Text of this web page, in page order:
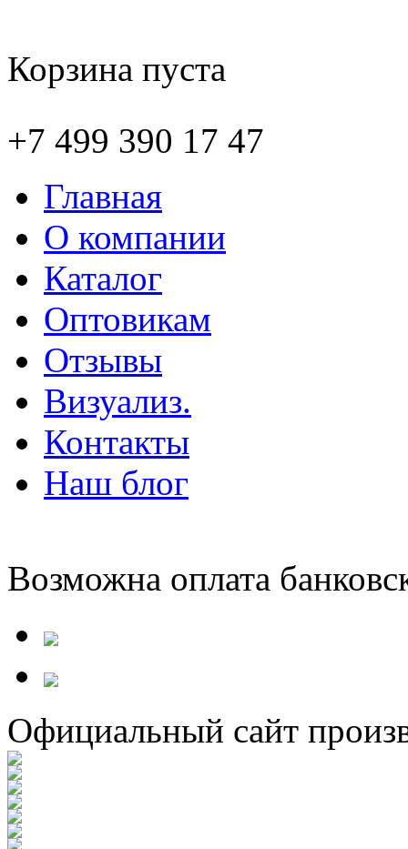
Корзина пуста
+7 499 390 17 47
Главная
О компании
Каталог
Оптовикам
Отзывы
Визуализ.
Контакты
Наш блог
Возможна оплата
Официальный сайт